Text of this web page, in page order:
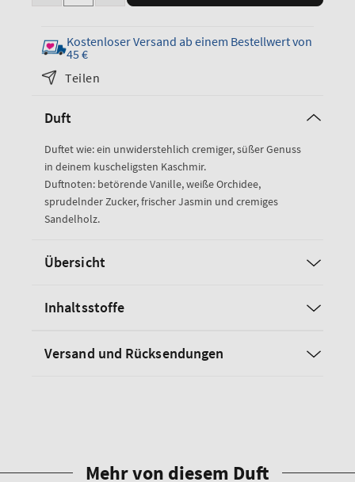
Warm
Vanilla
Sugar
Shimmer
Mist
verringern
Warm
Kostenloser Versand ab einem Bestellwert von
45 €
Teilen
Duft
Duftet wie: ein unwiderstehlich cremiger, süßer Genuss
in deinem kuscheligsten Kaschmir.
Duftnoten: betörende Vanille, weiße Orchidee,
sprudelnder Zucker, frischer Jasmin und cremiges
Sandelholz.
Übersicht
Inhaltsstoffe
Versand und Rücksendungen